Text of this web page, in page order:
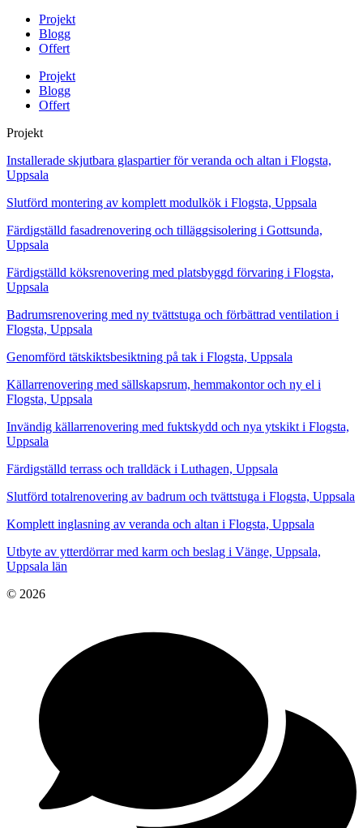
Projekt
Blogg
Offert
Projekt
Blogg
Offert
Projekt
Installerade skjutbara glaspartier för veranda och altan i Flogsta,
Uppsala
Slutförd montering av komplett modulkök i Flogsta, Uppsala
Färdigställd fasadrenovering och tilläggsisolering i Gottsunda,
Uppsala
Färdigställd köksrenovering med platsbyggd förvaring i Flogsta,
Uppsala
Badrumsrenovering med ny tvättstuga och förbättrad ventilation i
Flogsta, Uppsala
Genomförd tätskiktsbesiktning på tak i Flogsta, Uppsala
Källarrenovering med sällskapsrum, hemmakontor och ny el i
Flogsta, Uppsala
Invändig källarrenovering med fuktskydd och nya ytskikt i Flogsta,
Uppsala
Färdigställd terrass och tralldäck i Luthagen, Uppsala
Slutförd totalrenovering av badrum och tvättstuga i Flogsta, Uppsala
Komplett inglasning av veranda och altan i Flogsta, Uppsala
Utbyte av ytterdörrar med karm och beslag i Vänge, Uppsala,
Uppsala län
© 2026